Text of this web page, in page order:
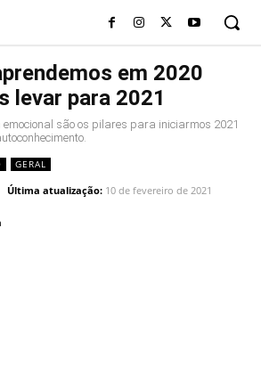
em 2020
levar para 2021
emocional são os pilares para iniciarmos 2021
GERAL
Última atualização: 10 de fevereiro de 2021